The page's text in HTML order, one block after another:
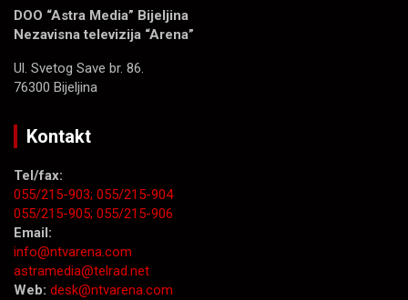
DOO “Astra Media” Bijeljina
Nezavisna televizija “Arena”
Ul. Svetog Save br. 86.
76300 Bijeljina
Kontakt
Tel/fax:
055/215-903; 055/215-904
055/215-905; 055/215-906
Email:
info@ntvarena.com
astramedia@telrad.net
Web: desk@ntvarena.com